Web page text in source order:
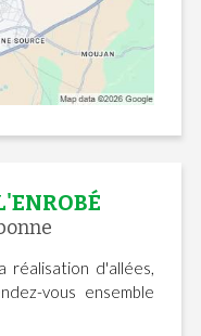
réalisation d'allées,
vous ensemble